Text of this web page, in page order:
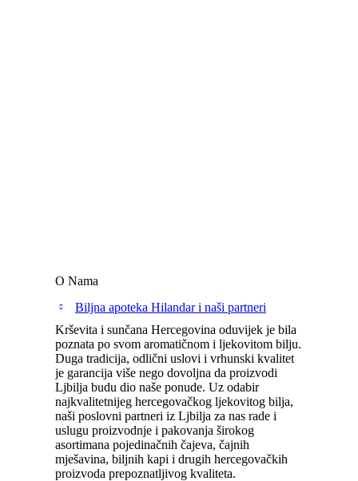
O Nama
Biljna apoteka Hilandar i naši partneri
Krševita i sunčana Hercegovina oduvijek je bila
poznata po svom aromatičnom i ljekovitom bilju.
Duga tradicija, odlični uslovi i vrhunski kvalitet
je garancija više nego dovoljna da proizvodi
Ljbilja budu dio naše ponude. Uz odabir
najkvalitetnijeg hercegovačkog ljekovitog bilja,
naši poslovni partneri iz Ljbilja za nas rade i
uslugu proizvodnje i pakovanja širokog
asortimana pojedinačnih čajeva, čajnih
mješavina, biljnih kapi i drugih hercegovačkih
proizvoda prepoznatljivog kvaliteta.